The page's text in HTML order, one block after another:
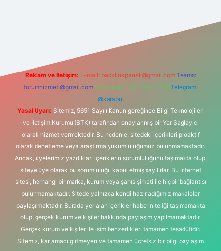
Reklam ve İletişim: E-mail: backlinkpaneli@gmail.com Teams:
forumhizmeti@gmail.com Whatsapp: 0262 606 0 726 Telegram:
@karabul
Yasal Uyarı: Sitemiz, 5651 Sayılı Kanun gereğince Bilgi Teknolojileri
ve İletişim Kurumu (BTK) tarafından onaylanmış bir Yer Sağlayıcı
olarak hizmet vermektedir. Bu nedenle, sitedeki içerikleri proaktif
olarak denetleme veya araştırma yükümlülüğümüz bulunmamaktadır.
Ancak, üyelerimiz yazdıkları içeriklerin sorumluluğunu taşımakta olup,
siteye üye olarak bu sorumluluğu kabul etmiş sayılırlar. Bu internet
sitesi, herhangi bir marka, kurum veya şahıs şirketi ile hiçbir bağlantısı
bulunmamaktadır. Sitede yalnızca kendi hazırladığımız makaleler
paylaşılmaktadır. Burada yer alan içerikler haber niteliği taşımamakta
olup, gerçek kurum ve kişiler hakkında paylaşım yapılmamaktadır.
Gerçek kurum ve kişiler ile isim benzerlikleri tamamen tesadüfidir.
Sitemiz, kar amacı gütmeyen ve tamamen ücretsiz bir bilgi paylaşım